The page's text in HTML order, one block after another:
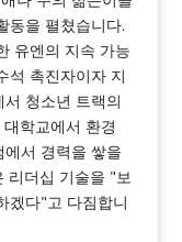
동을 펼쳤습니다.
유엔의 지속 가능
석 촉진자이자 지
청소년 트랙의
학교에서 환경
서 경력을 쌓을
리더십 기술을 "보
겠다"고 다짐합니